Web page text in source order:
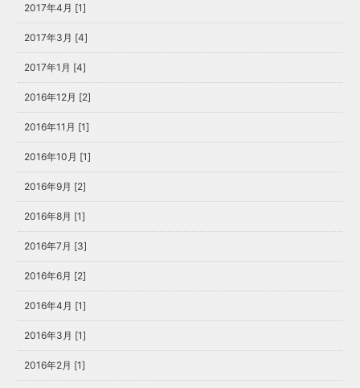
2017年4月 [1]
2017年3月 [4]
2017年1月 [4]
2016年12月 [2]
2016年11月 [1]
2016年10月 [1]
2016年9月 [2]
2016年8月 [1]
2016年7月 [3]
2016年6月 [2]
2016年4月 [1]
2016年3月 [1]
2016年2月 [1]